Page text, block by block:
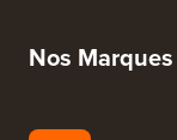
Nos Marques